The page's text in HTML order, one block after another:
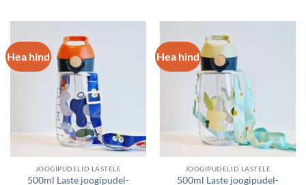
Hea hind
JOOGIPUDELID LASTELE
500ml Laste joogipudel-
Hea hind
JOOGIPUDELID LASTELE
500ml Laste joogipudel-